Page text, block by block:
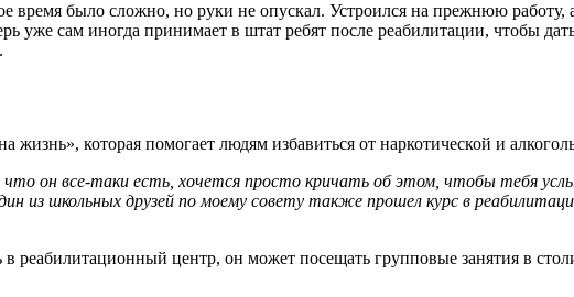
время было сложно, но руки не опускал. Устроился на прежнюю работу,
уже сам иногда принимает в штат ребят после реабилитации, чтобы
которая помогает людям избавиться от наркотической и
он все-таки есть, хочется просто кричать об этом, чтобы тебя
из школьных друзей по моему совету также прошел курс в
реабилитационный центр, он может посещать групповые занятия в